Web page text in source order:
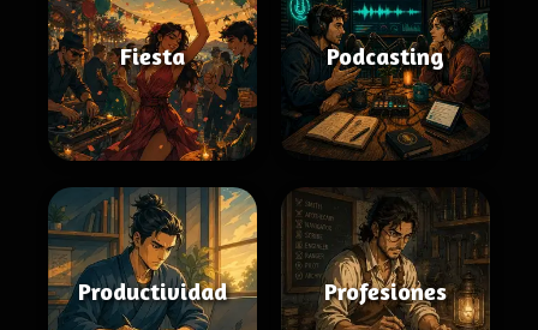
Fiesta Podcasting
Productividad Profesiones